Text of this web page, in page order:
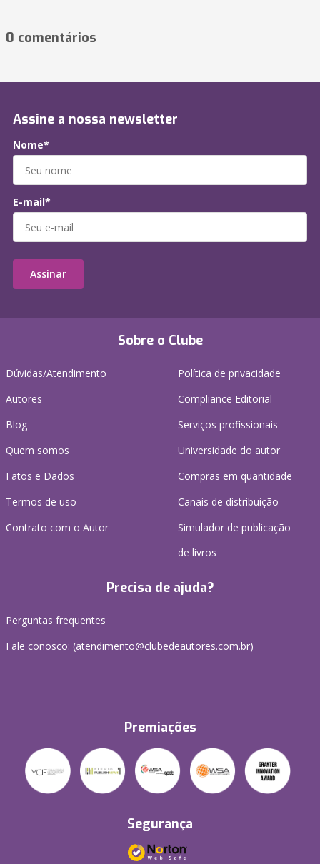
0 comentários
Sobre o Clube
Dúvidas/Atendimento
Autores
Blog
Quem somos
Fatos e Dados
Termos de uso
Contrato com o Autor
Política de privacidade
Compliance Editorial
Serviços profissionais
Universidade do autor
Compras em quantidade
Canais de distribuição
Simulador de publicação
de livros
Precisa de ajuda?
Perguntas frequentes
Fale conosco: (atendimento@clubedeautores.com.br)
Premiações
Segurança
Assine a nossa newsletter
Nome*
E-mail*
Assinar